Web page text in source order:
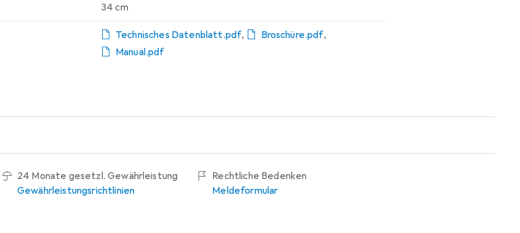
34 cm
Technisches Datenblatt.pdf, Broschüre.pdf,
Manual.pdf
24 Monate gesetzl. Gewährleistung
Gewährleistungsrichtlinien
Rechtliche Bedenken
Meldeformular